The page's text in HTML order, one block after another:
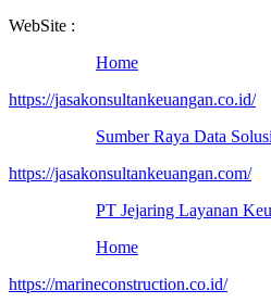
WebSite :
Home
https://jasakonsultankeuangan.co.id/
Sumber Raya Data Solusi
https://jasakonsultankeuangan.com/
PT Jejaring Layanan
Home
https://marineconstruction.co.id/